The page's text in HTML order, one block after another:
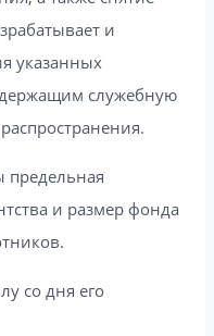
и
указанных
служебную
предельная
и размер фонда
со дня его